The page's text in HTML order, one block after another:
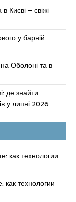
Києві – свіжі
у барній
на Оболоні та в
де знайти
у липні 2026
как технологии
технологии